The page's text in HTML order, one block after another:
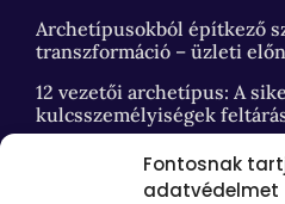
Fontosnak
adatvédelmet
Archetípusokból építkező
transzformáció – üzleti
12 vezetői archetípus: A
kulcsszemélyiségek